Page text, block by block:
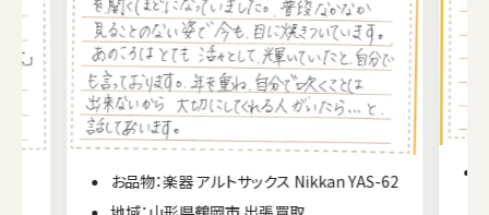
お品物：楽器 ベース LAKLAND US44-94 USA
シリーズ-1